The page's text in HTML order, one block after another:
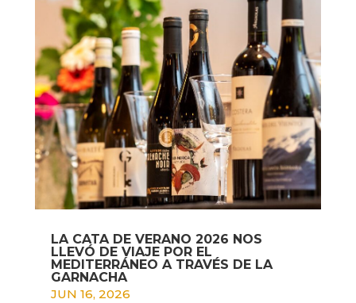
LA CATA DE VERANO 2026 NOS
LLEVÓ DE VIAJE POR EL
MEDITERRÁNEO A TRAVÉS DE LA
GARNACHA
JUN 16, 2026